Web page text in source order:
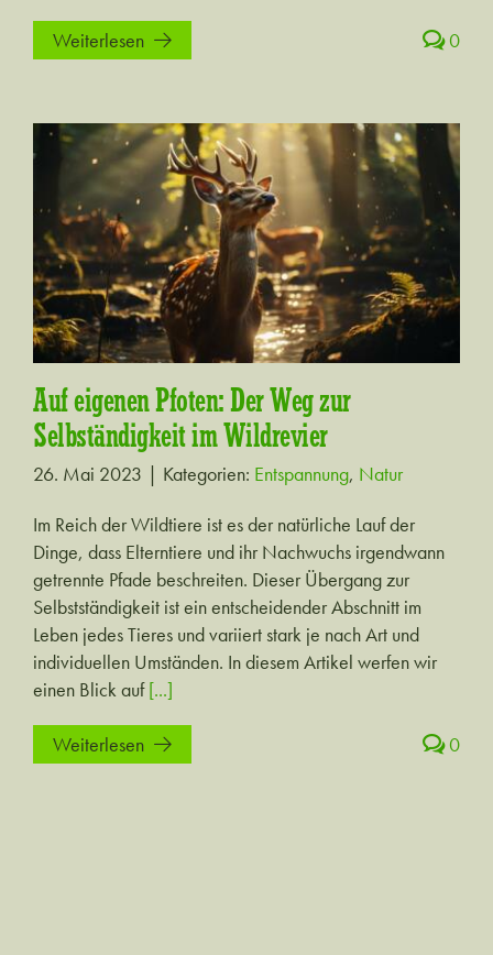
Weiterlesen 0
Auf eigenen Pfoten: Der Weg zur
Selbständigkeit im Wildrevier
Auf eigenen Pfoten: Der Weg zur
Selbständigkeit im Wildrevier
26. Mai 2023 | Kategorien: Entspannung, Natur
Im Reich der Wildtiere ist es der natürliche Lauf der
Dinge, dass Elterntiere und ihr Nachwuchs irgendwann
getrennte Pfade beschreiten. Dieser Übergang zur
Selbstständigkeit ist ein entscheidender Abschnitt im
Leben jedes Tieres und variiert stark je nach Art und
individuellen Umständen. In diesem Artikel werfen wir
einen Blick auf[...]
Weiterlesen 0